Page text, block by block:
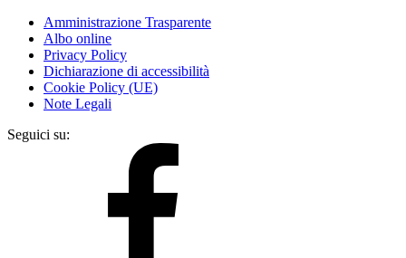
Amministrazione Trasparente
Albo online
Privacy Policy
Dichiarazione di accessibilità
Cookie Policy (UE)
Note Legali
Seguici su: